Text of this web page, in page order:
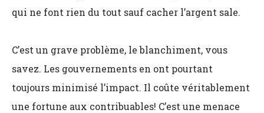
qui ne font rien du tout sauf cacher l’argent sale.
C’est un grave problème, le blanchiment, vous
savez. Les gouvernements en ont pourtant
toujours minimisé l’impact. Il coûte véritablement
une fortune aux contribuables! C’est une menace